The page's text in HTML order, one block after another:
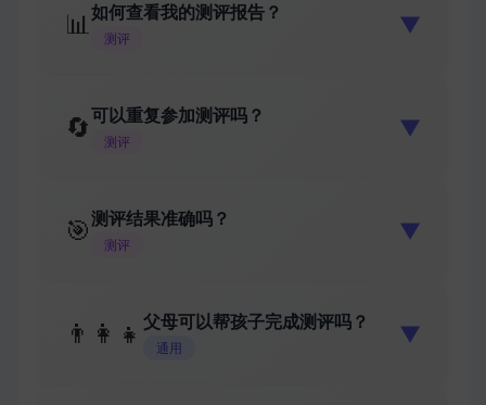
📊 如何查看我的测评报告？
测评
▼
🔄可以重复参加测评吗？
测评
▼
🎯测评结果准确吗？
测评
▼
👨‍👩‍👧 父母可以帮孩子完成测评吗？
通用
▼